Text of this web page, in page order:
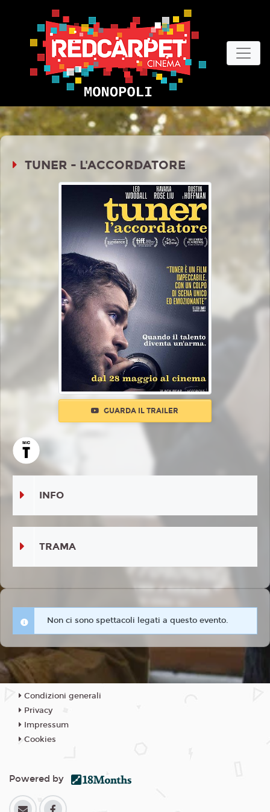
TUNER - L'ACCORDATORE
GUARDA IL TRAILER
INFO
TRAMA
Non ci sono spettacoli legati a questo evento.
Condizioni generali
Privacy
Impressum
Cookies
Powered by